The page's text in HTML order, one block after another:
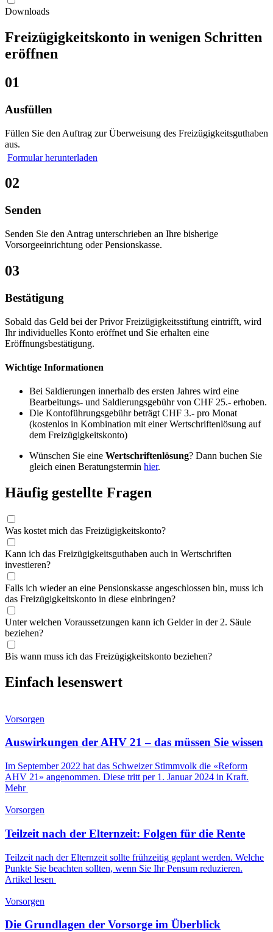
Downloads
Freizügigkeitskonto in wenigen Schritten
eröffnen
01
Ausfüllen
Füllen Sie den Auftrag zur Überweisung des Freizügigkeitsguthaben
aus.
Formular herunterladen
02
Senden
Senden Sie den Antrag unterschrieben an Ihre bisherige
Vorsorgeeinrichtung oder Pensionskasse.
03
Bestätigung
Sobald das Geld bei der Privor Freizügigkeitsstiftung eintrifft, wird
Ihr individuelles Konto eröffnet und Sie erhalten eine
Eröffnungsbestätigung.
Wichtige Informationen
Bei Saldierungen innerhalb des ersten Jahres wird eine
Bearbeitungs- und Saldierungsgebühr von CHF 25.- erhoben.
Die Kontoführungsgebühr beträgt CHF 3.- pro Monat
(kostenlos in Kombination mit einer Wertschriftenlösung auf
dem Freizügigkeitskonto)
Wünschen Sie eine Wertschriftenlösung? Dann buchen Sie
gleich einen Beratungstermin hier.
Häufig gestellte Fragen
Was kostet mich das Freizügigkeitskonto?
Kann ich das Freizügigkeitsguthaben auch in Wertschriften
investieren?
Falls ich wieder an eine Pensionskasse angeschlossen bin, muss ich
das Freizügigkeitskonto in diese einbringen?
Unter welchen Voraussetzungen kann ich Gelder in der 2. Säule
beziehen?
Bis wann muss ich das Freizügigkeitskonto beziehen?
Einfach lesenswert
Vorsorgen
Auswirkungen der AHV 21 – das müssen Sie wissen
Im September 2022 hat das Schweizer Stimmvolk die «Reform
AHV 21» angenommen. Diese tritt per 1. Januar 2024 in Kraft.
Mehr
Vorsorgen
Teilzeit nach der Elternzeit: Folgen für die Rente
Teilzeit nach der Elternzeit sollte frühzeitig geplant werden. Welche
Punkte Sie beachten sollten, wenn Sie Ihr Pensum reduzieren.
Artikel lesen
Vorsorgen
Die Grundlagen der Vorsorge im Überblick